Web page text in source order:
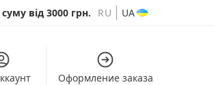
від 3000 грн. RU UA
Оформление заказа